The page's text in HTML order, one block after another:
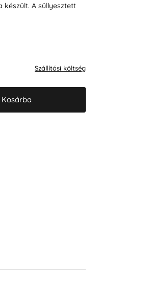
A süllyesztett
Szállítási költség
Kosárba